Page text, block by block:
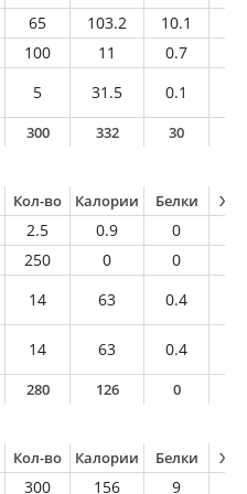
65 103.2 10.1
100 11 0.7
5 31.5 0.1
300 332 30
Кол-во Калории Белки
2.5 0.9 0
250 0 0
14 63 0.4
14 63 0.4
280 126 0
Кол-во Калории Белки
300 156 9